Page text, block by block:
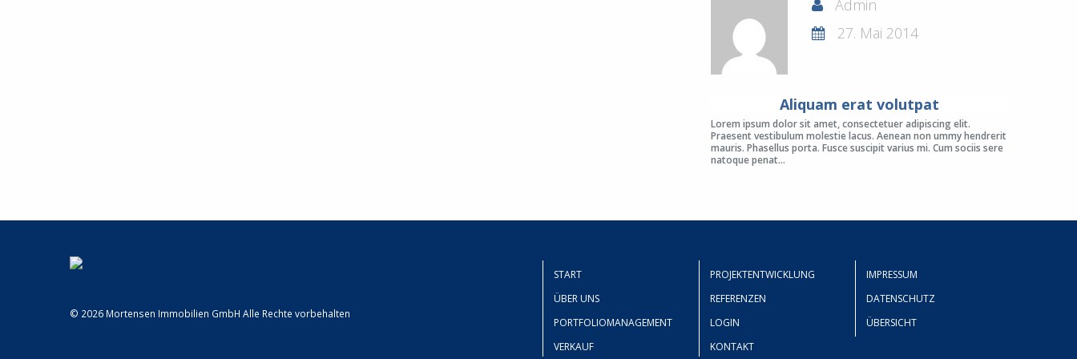
Admin
27. Mai 2014
Aliquam erat volutpat
Lorem ipsum dolor sit amet, consectetuer adipiscing elit.
Praesent vestibulum molestie lacus. Aenean non ummy hendrerit
mauris. Phasellus porta. Fusce suscipit varius mi. Cum sociis sere
natoque penat...
© 2026 Mortensen Immobilien GmbH Alle Rechte vorbehalten
START
ÜBER UNS
PORTFOLIOMANAGEMENT
VERKAUF
PROJEKTENTWICKLUNG
REFERENZEN
LOGIN
KONTAKT
IMPRESSUM
DATENSCHUTZ
ÜBERSICHT